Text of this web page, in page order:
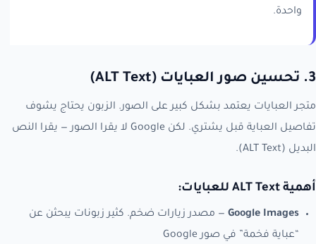
واحدة.
3. تحسين صور العبايات (ALT Text)
متجر العبايات يعتمد بشكل كبير على الصور. الزبون يحتاج يشوف
تفاصيل العباية قبل يشتري. لكن Google لا يقرا الصور — يقرا النص
البديل (ALT Text).
أهمية ALT Text للعبايات:
Google Images — مصدر زيارات ضخم. كثير زبونات يبحثن عن
“عباية فخمة” في صور Google